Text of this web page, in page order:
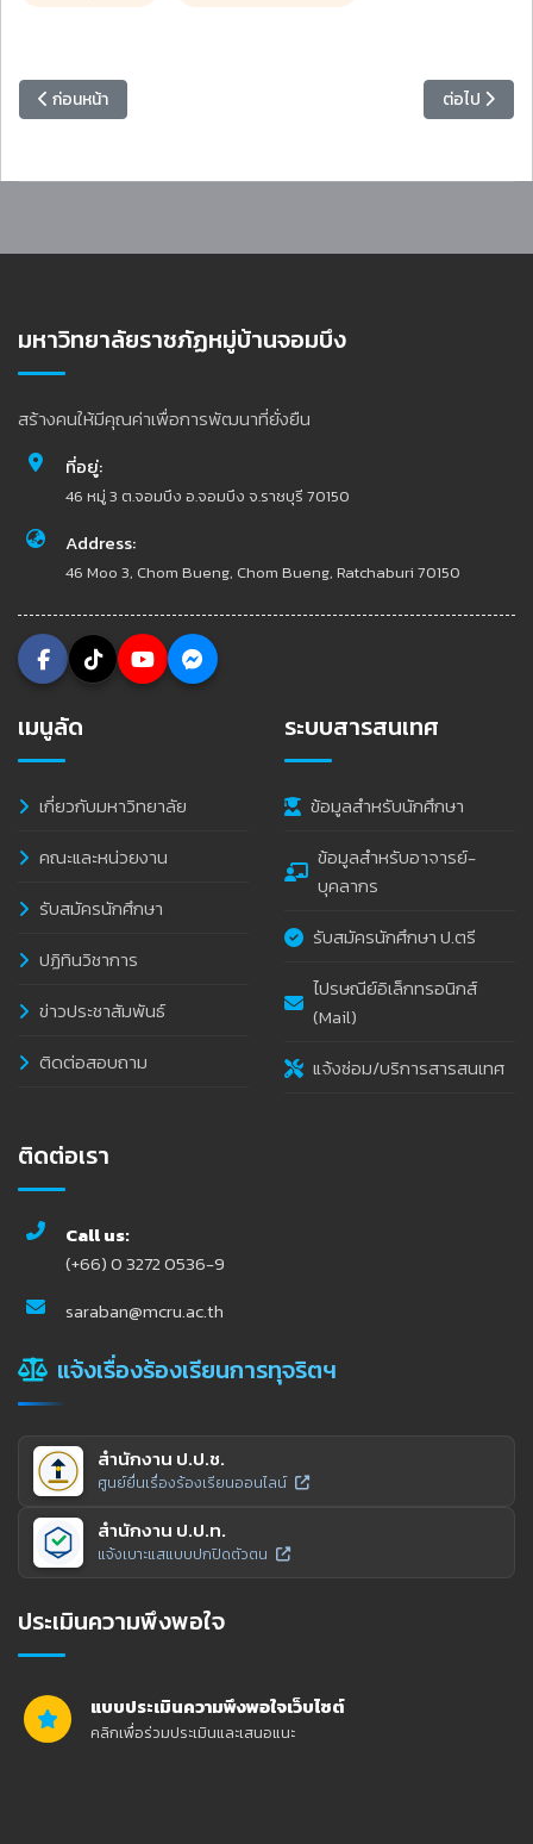
เนื้อหาก่อนหน้า: คณะครุศาสตร์ มรภ.หมู่บ้านจอมบึง เข้าร่วมการประชุม
ก่อนหน้า เนื้อหาถัดไ
ต่อไป
มหาวิทยาลัยราชภัฏหมู่บ้านจอมบึง
สร้างคนให้มีคุณค่าเพื่อการพัฒนาที่ยั่งยืน
ที่อยู่:
46 หมู่ 3 ต.จอมบึง อ.จอมบึง จ.ราชบุรี 70150
Address:
46 Moo 3, Chom Bueng, Chom Bueng, Ratchaburi 70150
เมนูลัด
เกี่ยวกับมหาวิทยาลัย
คณะและหน่วยงาน
รับสมัครนักศึกษา
ปฏิทินวิชาการ
ข่าวประชาสัมพันธ์
ติดต่อสอบถาม
ระบบสารสนเทศ
ข้อมูลสำหรับนักศึกษา
ข้อมูลสำหรับอาจารย์-
บุคลากร
รับสมัครนักศึกษา ป.ตรี
ไปรษณีย์อิเล็กทรอนิกส์
(Mail)
แจ้งซ่อม/บริการสารสนเทศ
ติดต่อเรา
Call us:
(+66) 0 3272 0536-9
saraban@mcru.ac.th
แจ้งเรื่องร้องเรียนการทุจริตฯ
สำนักงาน ป.ป.ช.
ศูนย์ยื่นเรื่องร้องเรียนออนไลน์
สำนักงาน ป.ป.ท.
แจ้งเบาะแสแบบปกปิดตัวตน
ประเมินความพึงพอใจ
แบบประเมินความพึงพอใจเว็บไซต์
คลิกเพื่อร่วมประเมินและเสนอแนะ